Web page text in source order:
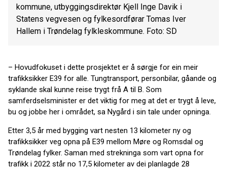
kommune, utbyggingsdirektør Kjell Inge Davik i
Statens vegvesen og fylkesordførar Tomas Iver
Hallem i Trøndelag fylkleskommune. Foto: SD
– Hovudfokuset i dette prosjektet er å sørgje for ein meir
trafikksikker E39 for alle. Tungtransport, personbilar, gåande og
syklande skal kunne reise trygt frå A til B. Som
samferdselsminister er det viktig for meg at det er trygt å leve,
bu og jobbe her i området, sa Nygård i sin tale under opninga.
Etter 3,5 år med bygging vart nesten 13 kilometer ny og
trafikksikker veg opna på E39 mellom Møre og Romsdal og
Trøndelag fylker. Saman med strekninga som vart opna for
trafikk i 2022 står no 17,5 kilometer av dei planlagde 28